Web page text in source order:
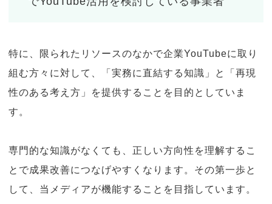
特に、限られたリソースのなかで企業YouTubeに取り
組む方々に対して、「実務に直結する知識」と「再現
性のある考え方」を提供することを目的としていま
す。
専門的な知識がなくても、正しい方向性を理解するこ
とで成果改善につなげやすくなります。その第一歩と
して、当メディアが機能することを目指しています。